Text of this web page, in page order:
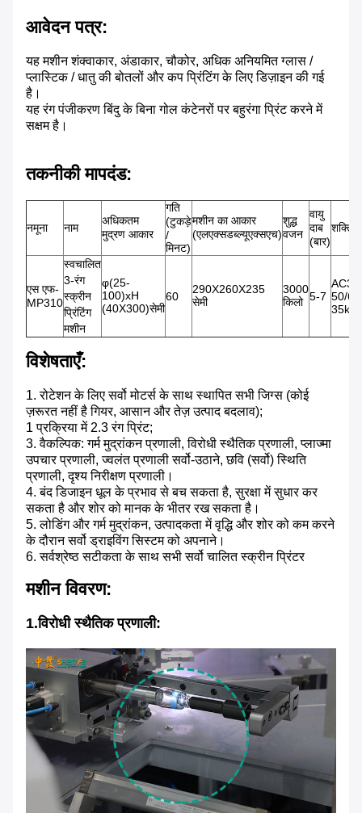
आवेदन पत्र:
यह मशीन शंक्वाकार, अंडाकार, चौकोर, अधिक अनियमित ग्लास /
प्लास्टिक / धातु की बोतलों और कप प्रिंटिंग के लिए डिज़ाइन की गई
है।
यह रंग पंजीकरण बिंदु के बिना गोल कंटेनरों पर बहुरंगा प्रिंट करने में
सक्षम है।
तकनीकी मापदंड:
नमूना नाम
अधिकतम
मुद्रण आकार
गति
(टुकड़े
/
मिनट)
मशीन का आकार
(एलएक्सडब्ल्यूएक्सएच)
शुद्ध
वजन
वायु
दाब
(बार)
शक्ति
एस एफ-
MP310
स्वचालित
3-रंग
स्क्रीन
प्रिंटिंग
मशीन
φ(25-
100)xH
(40X300)सेमी
60
290X260X235
सेमी
3000
किलो 5-7 50/
35kw
विशेषताएँ:
1. रोटेशन के लिए सर्वो मोटर्स के साथ स्थापित सभी जिग्स (कोई
ज़रूरत नहीं है गियर, आसान और तेज़ उत्पाद बदलाव);
1 प्रक्रिया में 2.3 रंग प्रिंट;
3. वैकल्पिक: गर्म मुद्रांकन प्रणाली, विरोधी स्थैतिक प्रणाली, प्लाज्मा
उपचार प्रणाली, ज्वलंत प्रणाली सर्वो-उठाने, छवि (सर्वो) स्थिति
प्रणाली, दृश्य निरीक्षण प्रणाली।
4. बंद डिजाइन धूल के प्रभाव से बच सकता है, सुरक्षा में सुधार कर
सकता है और शोर को मानक के भीतर रख सकता है।
5. लोडिंग और गर्म मुद्रांकन, उत्पादकता में वृद्धि और शोर को कम करने
के दौरान सर्वो ड्राइविंग सिस्टम को अपनाने।
6. सर्वश्रेष्ठ सटीकता के साथ सभी सर्वो चालित स्क्रीन प्रिंटर
मशीन विवरण:
1.विरोधी स्थैतिक प्रणाली: